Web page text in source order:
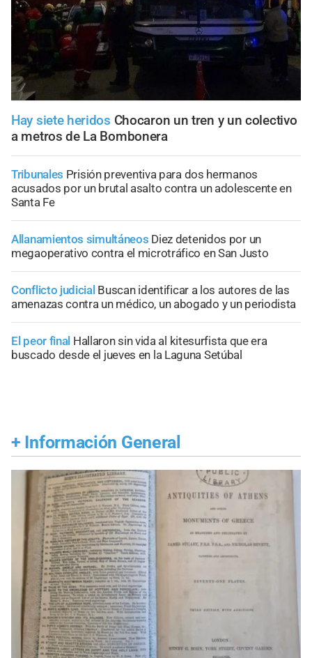
Hay siete heridos Chocaron un tren y un colectivo
a metros de La Bombonera
Tribunales Prisión preventiva para dos hermanos
acusados por un brutal asalto contra un adolescente en
Santa Fe
Allanamientos simultáneos Diez detenidos por un
megaoperativo contra el microtráfico en San Justo
Conflicto judicial Buscan identificar a los autores de las
amenazas contra un médico, un abogado y un periodista
El peor final Hallaron sin vida al kitesurfista que era
buscado desde el jueves en la Laguna Setúbal
+ Información General